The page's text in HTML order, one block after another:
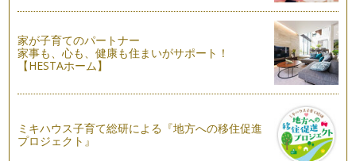
ピアノの楽しみ方「７３」練習よりも大切なこととは
今、子どもたちはとても忙しい中、ピアノを習っている、そん
な時代をひしひしと感じています。 …
ピアノの楽しみ方「７２」基本練習の大切さ
曲の練習はするけど、ハノンやツェルニーなどの基本教材をす
るのは嫌がりますというお悩み相談を…
ピアノの楽しみ方「７１」伴奏を楽しもう！！
ピアノを習っていると、学校でピアノの伴奏をする機会に恵ま
家が子育てのパートナー
家事も、心も、健康も住まいがサポート！
【HESTAホーム】
ミキハウス子育て総研による『地方への移住促進
プロジェクト』